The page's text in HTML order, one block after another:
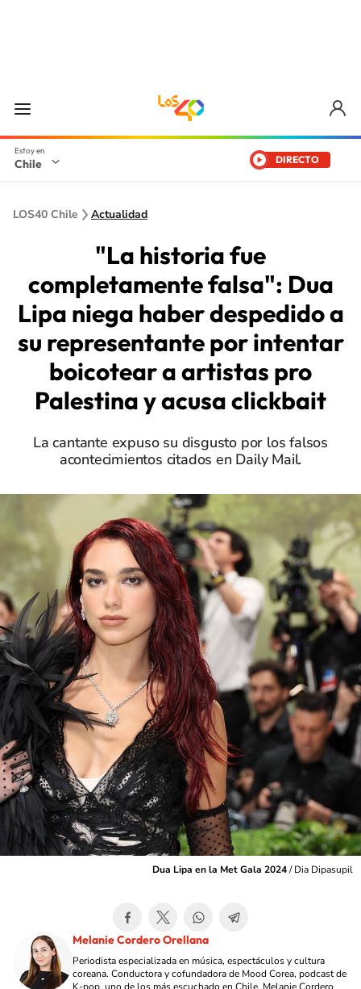
Chile DIRECTO
LOS40 Chile Actualidad
"La historia fue
completamente falsa": Dua
Lipa niega haber despedido a
su representante por intentar
boicotear a artistas pro
Palestina y acusa clickbait
La cantante expuso su disgusto por los falsos
acontecimientos citados en Daily Mail.
Dua Lipa en la Met Gala 2024/Dia Dipasupil
Melanie Cordero Orellana
Periodista especializada en música, espectáculos y cultura
coreana. Conductora y cofundadora de Mood Corea, podcast de